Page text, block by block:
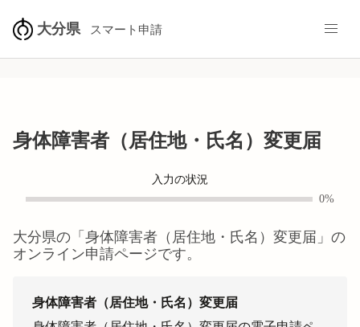
大分県 スマート申請
身体障害者（居住地・氏名）変更届
入力の状況
0%
大分県の「 身体障害者（居住地・氏名）変更届 」の
オンライン申請ページです。
身体障害者（居住地・氏名）変更届